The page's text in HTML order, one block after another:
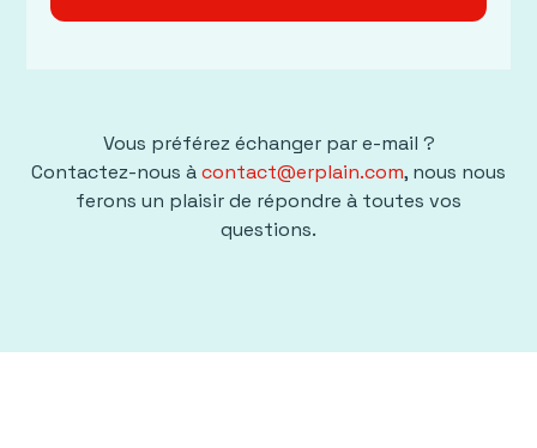
Vous préférez échanger par e-mail ?
Contactez-nous àcontact@erplain.com, nous nous
ferons un plaisir de répondre à toutes vos
questions.